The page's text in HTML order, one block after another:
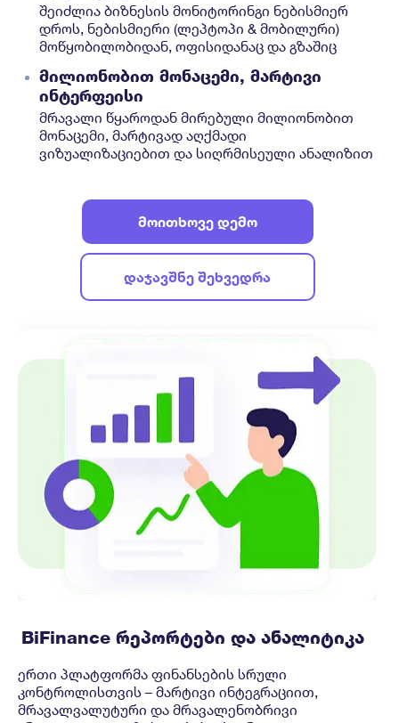
შეიძლია ბიზნესის მონიტორინგი ნებისმიერ
დროს, ნებისმიერი (ლეპტოპი & მობილური)
მოწყობილობიდან, ოფისიდანაც და გზაშიც
მილიონობით მონაცემი, მარტივი
ინტერფეისი
მრავალი წყაროდან მირებული მილიონობით
მონაცემი, მარტივად აღქმადი
ვიზუალიზაციებით და სიღრმისეული ანალიზით
მოითხოვე დემო
დაჯავშნე შეხვედრა
BiFinance რეპორტები და ანალიტიკა
ერთი პლატფორმა ფინანსების სრული
კონტროლისთვის – მარტივი ინტეგრაციით,
მრავალვალუტური და მრავალენობრივი